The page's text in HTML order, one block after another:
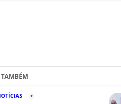
TAMBÉM